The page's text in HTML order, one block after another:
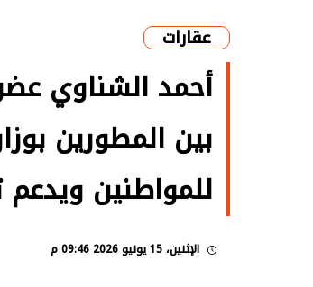
عقارات
أحمد الشناوي
بين المطورين
للمواطنين
الإثنين، 15 يونيو 2026 09:46 م